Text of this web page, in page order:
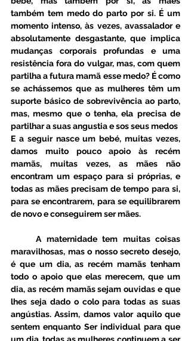
também tem medo do parto por si. É um
momento intenso, às vezes, avassalador e
absolutamente desgastante, que implica
mudanças corporais profundas e uma
resistência fora do vulgar, mas, com quem
partilha a futura mamã esse medo? É como
se achássemos que as mulheres têm um
suporte básico de sobrevivência ao parto,
mas, mesmo que o tenha, ela precisa de
partilhar a suas angustia e sos seus medos
E a seguir nasce um bebé, muitas vezes,
damos muito pouco apoio às recém
mamãs, muitas vezes, as mães não
encontram um espaço para si próprias, e
todas as mães precisam de tempo para si,
para se encontrarem, para se equilibrarem
de novo e conseguirem ser mães.
     A maternidade tem muitas coisas
maravilhosas, mas o nosso secreto desejo,
é que um dia, as recém mamãs tenham
todo o apoio que elas merecem, que um
dia, as recém mamãs sejam ouvidas e que
lhes seja dado o colo para todas as suas
angústias. Assim, damos valor aquilo que
sentem enquanto Ser individual para que